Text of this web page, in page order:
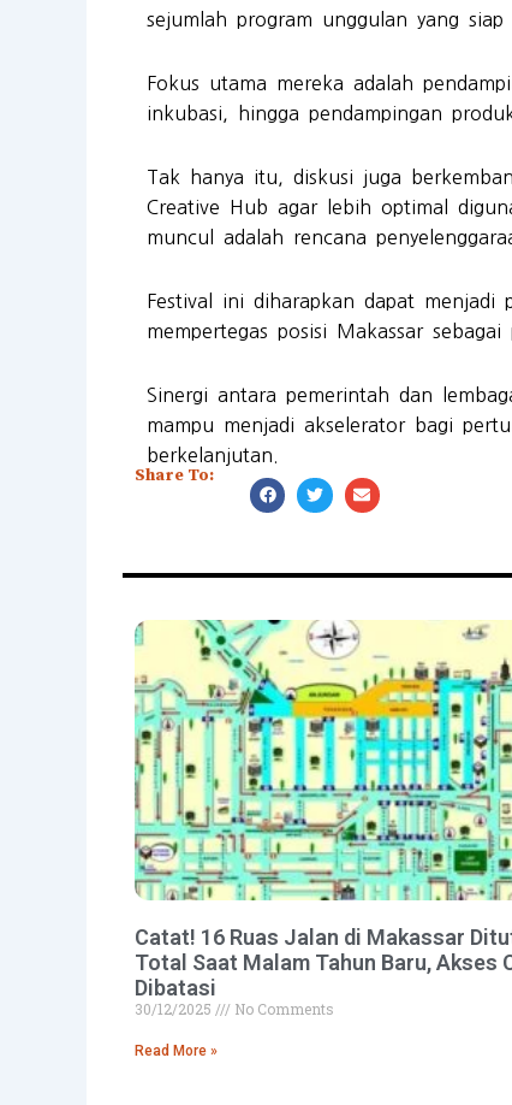
sejumlah program unggulan yang siap
Fokus utama mereka adalah
inkubasi, hingga pendampingan
Tak hanya itu, diskusi juga
Creative Hub agar lebih optimal
muncul adalah rencana
Festival ini diharapkan dapat menjadi
mempertegas posisi Makassar
Sinergi antara pemerintah dan
mampu menjadi akselerator bagi
berkelanjutan.
Share To:
Catat! 16 Ruas Jalan di Makassar
Total Saat Malam Tahun Baru, Akses
Dibatasi
30/12/2025 No Comments
Read More »